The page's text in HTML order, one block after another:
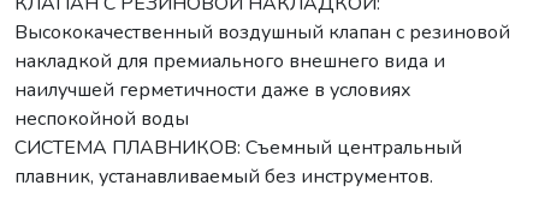
Высококачественный воздушный клапан с резиновой
накладкой для премиального внешнего вида и
наилучшей герметичности даже в условиях
неспокойной воды
СИСТЕМА ПЛАВНИКОВ: Съемный центральный
плавник, устанавливаемый без инструментов.